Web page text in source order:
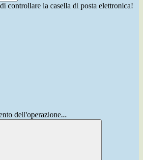
controllare la casella di posta elettronica!
dell'operazione...